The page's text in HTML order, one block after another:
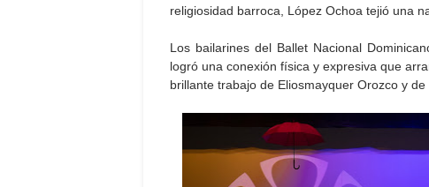
religiosidad barroca, López Ochoa tejió una
Los bailarines del Ballet Nacional
logró una conexión física y expresiva que
brillante trabajo de Eliosmayquer Orozco y